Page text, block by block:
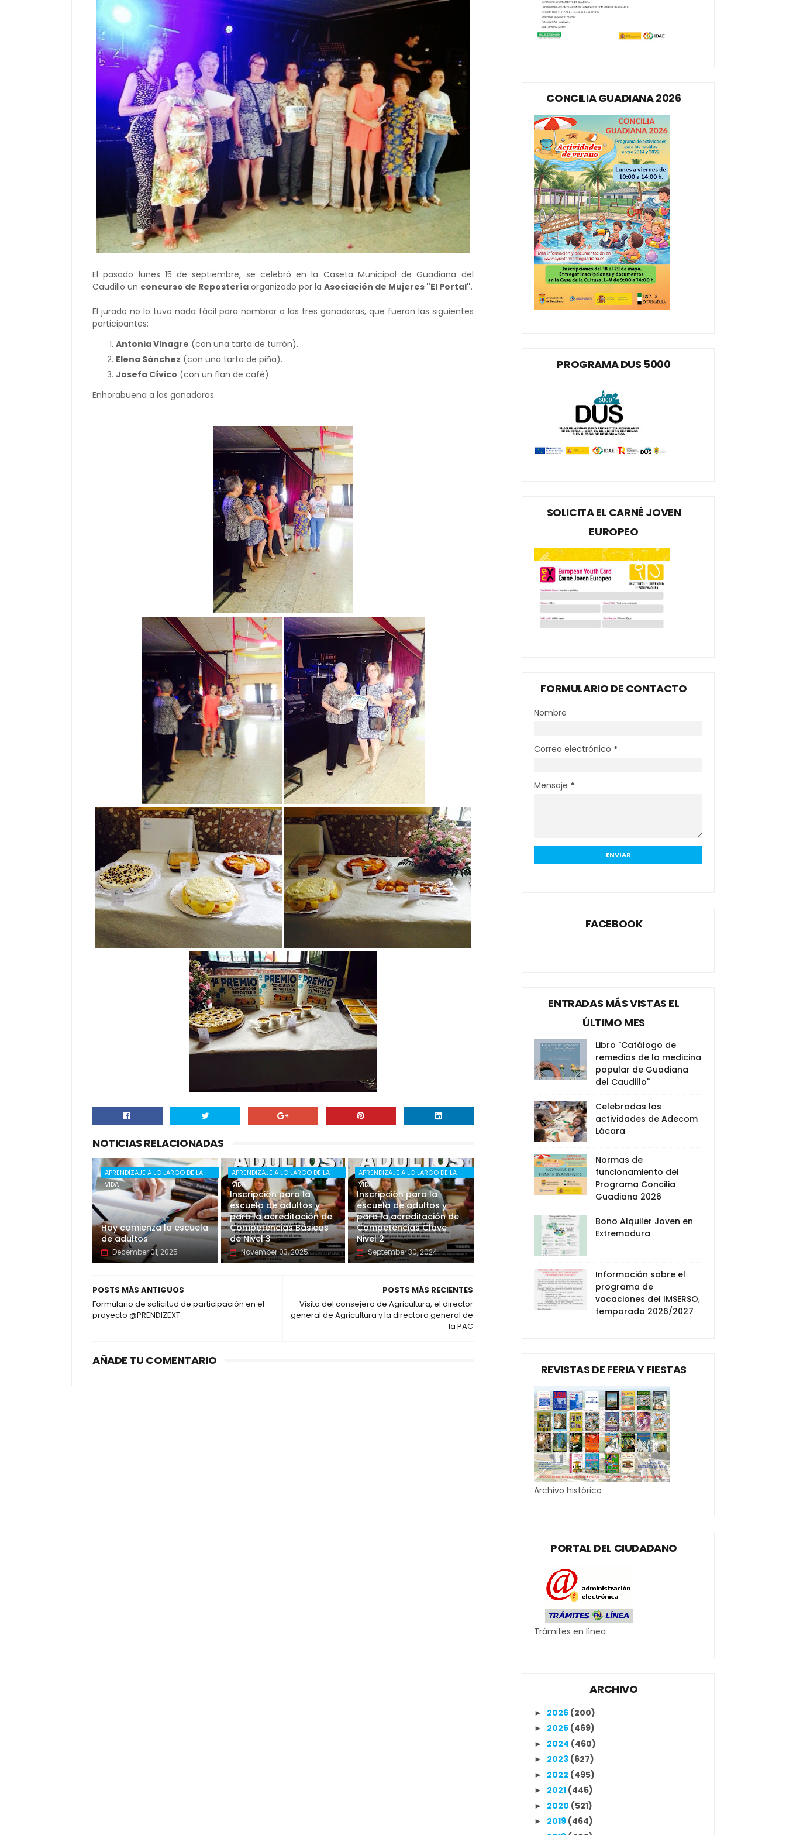
El pasado lunes 15 de septiembre, se celebró en la Caseta Municipal de Guadiana del
Caudillo un concurso de Repostería organizado por la Asociación de Mujeres "El Portal".
El jurado no lo tuvo nada fácil para nombrar a las tres ganadoras, que fueron las siguientes
participantes:
Antonia Vinagre (con una tarta de turrón).
Elena Sánchez (con una tarta de piña).
Josefa Cívico (con un flan de café).
Enhorabuena a las ganadoras.
NOTICIAS RELACIONADAS
APRENDIZAJE A LO LARGO DE LA
VIDA
Hoy comienza la escuela
de adultos
December 01, 2025
APRENDIZAJE A LO LARGO DE LA
VIDA
Inscripción para la
escuela de adultos y
para la acreditación de
Competencias Básicas
de Nivel 3
November 03, 2025
APRENDIZAJE A LO LARGO DE LA
VIDA
Inscripción para la
escuela de adultos y
para la acreditación de
Competencias Clave
Nivel 2
September 30, 2024
POSTS MÁS RECIENTES
Visita del consejero de Agricultura, el director
general de Agricultura y la directora general de
la PAC
POSTS MÁS ANTIGUOS
Formulario de solicitud de participación en el
proyecto @PRENDIZEXT
AÑADE TU COMENTARIO
CONCILIA GUADIANA 2026
PROGRAMA DUS 5000
SOLICITA EL CARNÉ JOVEN
EUROPEO
FORMULARIO DE CONTACTO
Nombre
Correo electrónico *
Mensaje *
FACEBOOK
ENTRADAS MÁS VISTAS EL
ÚLTIMO MES
Libro "Catálogo de
remedios de la medicina
popular de Guadiana
del Caudillo"
Celebradas las
actividades de Adecom
Lácara
Normas de
funcionamiento del
Programa Concilia
Guadiana 2026
Bono Alquiler Joven en
Extremadura
Información sobre el
programa de
vacaciones del IMSERSO,
temporada 2026/2027
REVISTAS DE FERIA Y FIESTAS
Archivo histórico
PORTAL DEL CIUDADANO
Trámites en línea
ARCHIVO
► 2026 (200)
► 2025 (469)
► 2024 (460)
► 2023 (627)
► 2022 (495)
► 2021 (445)
► 2020 (521)
► 2019 (464)